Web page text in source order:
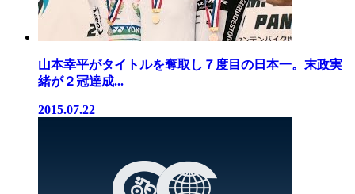
山本幸平がタイトルを奪取し７度目の日本一。末政実
緒が２冠達成...
2015.07.22